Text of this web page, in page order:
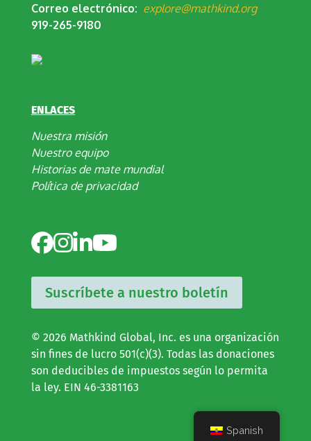
Correo electrónico: explore@mathkind.org
919-265-9180
ENLACES
Nuestra misión
Nuestro equipo
Historias de mate mundial
Política de privacidad
Suscríbete a nuestro boletín
© 2026 Mathkind Global, Inc. es una organización
sin fines de lucro 501(c)(3). Todas las donaciones
son deducibles de impuestos según lo permita
la ley. EIN 46-3381163
Spanish